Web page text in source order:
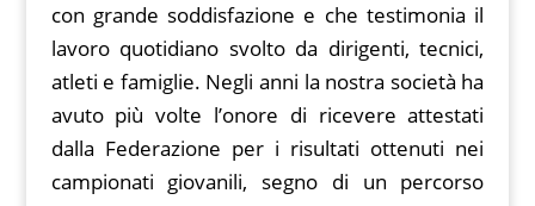
con grande soddisfazione e che testimonia il
lavoro quotidiano svolto da dirigenti, tecnici,
atleti e famiglie. Negli anni la nostra società ha
avuto più volte l’onore di ricevere attestati
dalla Federazione per i risultati ottenuti nei
campionati giovanili, segno di un percorso